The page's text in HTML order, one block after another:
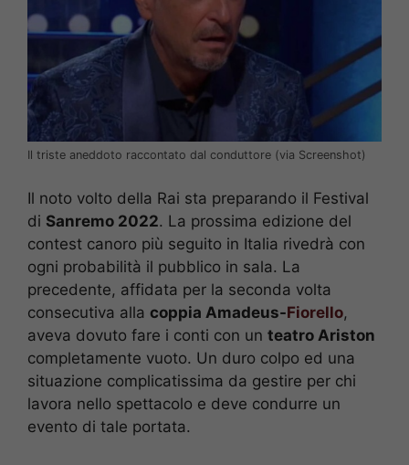
Il triste aneddoto raccontato dal conduttore (via Screenshot)
Il noto volto della Rai sta preparando il Festival
di Sanremo 2022. La prossima edizione del
contest canoro più seguito in Italia rivedrà con
ogni probabilità il pubblico in sala. La
precedente, affidata per la seconda volta
consecutiva alla coppia Amadeus-Fiorello,
aveva dovuto fare i conti con un teatro Ariston
completamente vuoto. Un duro colpo ed una
situazione complicatissima da gestire per chi
lavora nello spettacolo e deve condurre un
evento di tale portata.